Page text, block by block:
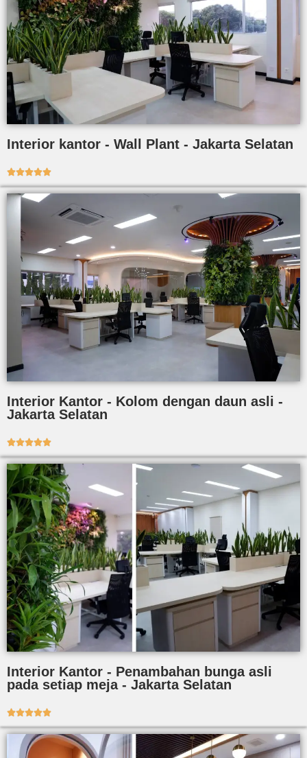
Interior kantor - Wall Plant - Jakarta Selatan

Interior Kantor - Kolom dengan daun asli -
Jakarta Selatan

Interior Kantor - Penambahan bunga asli
pada setiap meja - Jakarta Selatan
